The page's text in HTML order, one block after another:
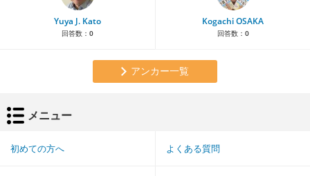
Yuya J. Kato
回答数： 0
Kogachi OSAKA
回答数： 0
アンカー一覧
メニュー
初めての方へ よくある質問